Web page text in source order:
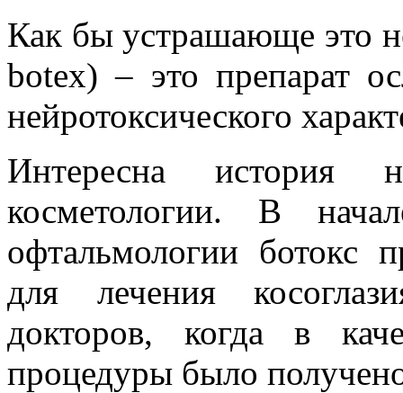
Как бы устрашающе это
botex) – это препарат
нейротоксического
Интересна история
косметологии. В
офтальмологии ботокс
для лечения
докторов, когда в
процедуры было